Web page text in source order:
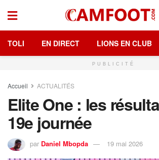
TOLI EN DIRECT LIONS EN CLUB
PUBLICITÉ
Accueil ACTUALITÉS
Elite One : les
19e journée
par Daniel Mbopda 19 mai 2026